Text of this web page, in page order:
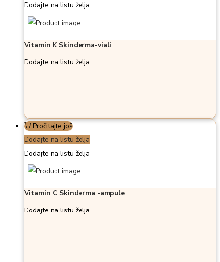
Dodajte na listu želja
Vitamin K Skinderma-viali
Dodajte na listu želja
Pročitajte još
Dodajte na listu želja
Dodajte na listu želja
Vitamin C Skinderma -ampule
Dodajte na listu želja